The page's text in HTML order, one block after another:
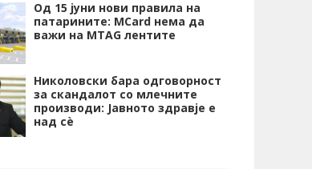
Од 15 јуни нови правила на
патарините: MCard нема да
важи на MTAG лентите
Николовски бара одговорност
за скандалот со млечните
производи: Јавното здравје е
над сѐ